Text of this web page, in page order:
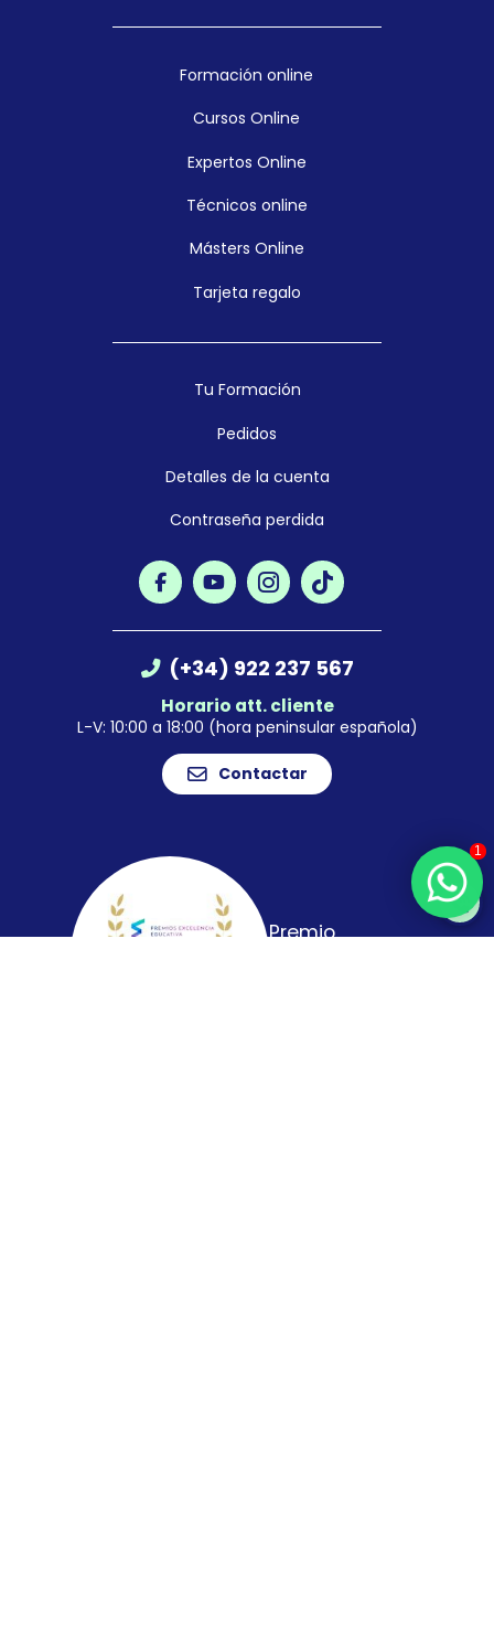
Formación online
Cursos Online
Expertos Online
Técnicos online
Másters Online
Tarjeta regalo
Tu Formación
Pedidos
Detalles de la cuenta
Contraseña perdida
(+34) 922 237 567
Horario att. cliente
L-V: 10:00 a 18:00 (hora peninsular española)
Contactar
Premio
1